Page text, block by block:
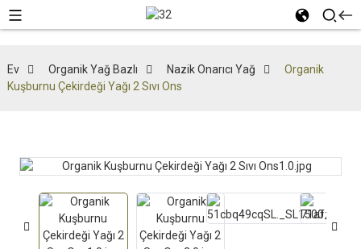
Ev Organik Yağ Bazlı Nazik Onarıcı Yağ
Organik
Kuşburnu Çekirdeği Yağı 2 Sıvı Ons